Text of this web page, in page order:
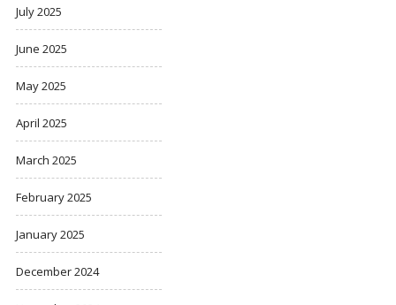
July 2025
June 2025
May 2025
April 2025
March 2025
February 2025
January 2025
December 2024